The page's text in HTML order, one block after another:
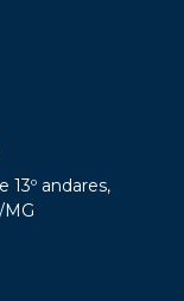
13º andares,
MG